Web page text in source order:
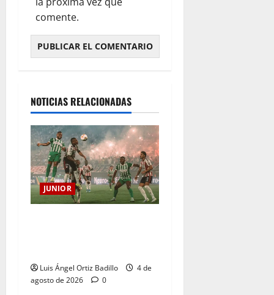
comente.
NOTICIAS RELACIONADAS
JUNIOR
Luis Ángel Ortiz Badillo
4 de
agosto de 2026
0